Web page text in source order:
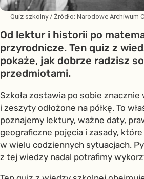
Quiz szkolny / Źródło: Narodowe Archiwum
Od lektur i historii po
przyrodnicze. Ten quiz z
pokaże, jak dobrze radzisz
przedmiotami.
Szkoła zostawia po sobie
i zeszyty odłożone na półkę. To
poznajemy lektury, ważne daty,
geograficzne pojęcia i zasady,
w wielu codziennych sytuacjach.
z tej wiedzy nadal potrafimy